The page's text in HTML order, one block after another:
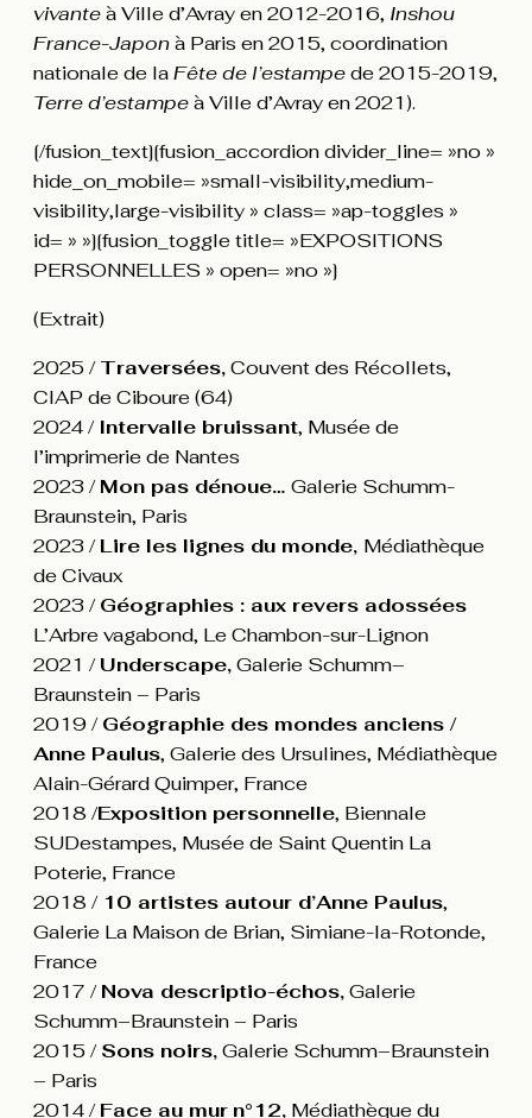
vivanteà Ville d’Avray en 2012-2016, Inshou
France-Japonà Paris en 2015, coordination
nationale de laFête de l’estampede 2015-2019,
Terre d’estampeà Ville d’Avray en 2021).
[/fusion_text][fusion_accordion divider_line= »no »
hide_on_mobile= »small-visibility,medium-
visibility,large-visibility » class= »ap-toggles »
id= » »][fusion_toggle title= »EXPOSITIONS
PERSONNELLES » open= »no »]
(Extrait)
2025 /Traversées,Couvent des Récollets,
CIAP de Ciboure (64)
2024 / Intervalle bruissant, Musée de
l’imprimerie de Nantes
2023 /Mon pas dénoue… Galerie Schumm-
Braunstein, Paris
2023 /Lire les lignes du monde, Médiathèque
de Civaux
2023 /Géographies : aux revers adossées
L’Arbre vagabond, Le Chambon-sur-Lignon
2021 /Underscape,Galerie Schumm–
Braunstein – Paris
2019 /Géographie des mondes anciens /
Anne Paulus, Galerie des Ursulines, Médiathèque
Alain-Gérard Quimper, France
2018 /Exposition personnelle, Biennale
SUDestampes, Musée de Saint Quentin La
Poterie, France
2018 / 10 artistes autour d’Anne Paulus,
Galerie La Maison de Brian, Simiane-la-Rotonde,
France
2017 /Nova descriptio-échos,Galerie
Schumm–Braunstein – Paris
2015 /Sons noirs,Galerie Schumm–Braunstein
– Paris
2014 /Face au mur n°12, Médiathèque du